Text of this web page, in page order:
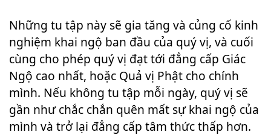
Những tu tập này sẽ gia tăng và củng cố kinh
nghiệm khai ngộ ban đầu của quý vị, và cuối
cùng cho phép quý vị đạt tới đẳng cấp Giác
Ngộ cao nhất, hoặc Quả vị Phật cho chính
mình. Nếu không tu tập mỗi ngày, quý vị sẽ
gần như chắc chắn quên mất sự khai ngộ của
mình và trở lại đẳng cấp tâm thức thấp hơn.